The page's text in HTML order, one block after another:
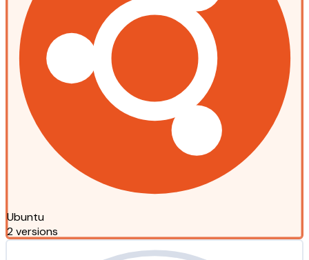
Ubuntu
2 versions